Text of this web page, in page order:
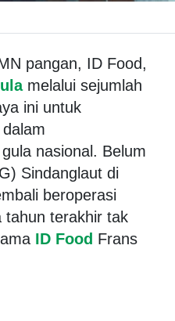
pangan, ID Food,
melalui sejumlah
ini untuk
nasional. Belum
Sindanglaut di
beroperasi
tahun terakhir tak
ID Food Frans